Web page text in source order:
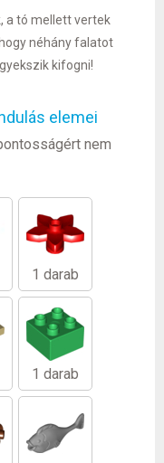
a tó mellett vertek
néhány falatot
kifogni!
elemei
nem
1 darab
1 darab